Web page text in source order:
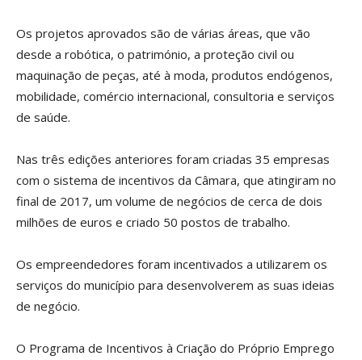
Os projetos aprovados são de várias áreas, que vão
desde a robótica, o património, a proteção civil ou
maquinação de peças, até à moda, produtos endógenos,
mobilidade, comércio internacional, consultoria e serviços
de saúde.
Nas três edições anteriores foram criadas 35 empresas
com o sistema de incentivos da Câmara, que atingiram no
final de 2017, um volume de negócios de cerca de dois
milhões de euros e criado 50 postos de trabalho.
Os empreendedores foram incentivados a utilizarem os
serviços do município para desenvolverem as suas ideias
de negócio.
O Programa de Incentivos à Criação do Próprio Emprego